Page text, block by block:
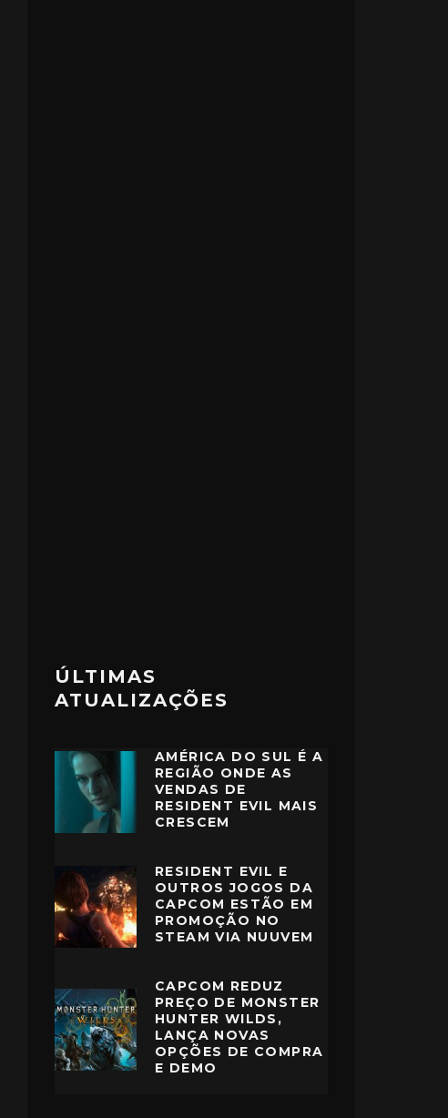
ÚLTIMAS
ATUALIZAÇÕES
AMÉRICA DO SUL É A
REGIÃO ONDE AS
VENDAS DE
RESIDENT EVIL MAIS
CRESCEM
RESIDENT EVIL E
OUTROS JOGOS DA
CAPCOM ESTÃO EM
PROMOÇÃO NO
STEAM VIA NUUVEM
CAPCOM REDUZ
PREÇO DE MONSTER
HUNTER WILDS,
LANÇA NOVAS
OPÇÕES DE COMPRA
E DEMO